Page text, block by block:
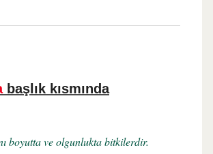
başlık kısmında
boyutta ve olgunlukta bitkilerdir.